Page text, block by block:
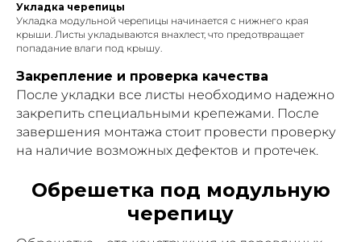
Укладка черепицы
Укладка модульной черепицы начинается с нижнего края
крыши. Листы укладываются внахлест, что предотвращает
попадание влаги под крышу.
Закрепление и проверка качества
После укладки все листы необходимо надежно
закрепить специальными крепежами. После
завершения монтажа стоит провести проверку
на наличие возможных дефектов и протечек.
Обрешетка под модульную
черепицу